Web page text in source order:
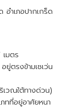
ำเภอปากเกร็ด
มตร
ตรงข้ามเซเว่น
เวณใต้ทางด่วน)
ทที่อยู่อาศัยหนา